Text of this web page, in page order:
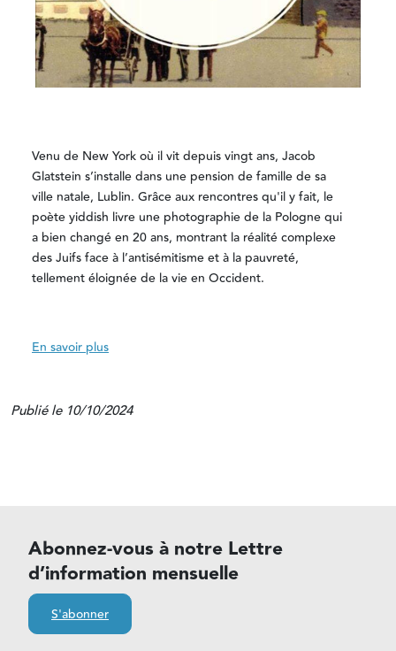
Venu de New York où il vit depuis vingt ans, Jacob
Glatstein s’installe dans une pension de famille de sa
ville natale, Lublin. Grâce aux rencontres qu'il y fait, le
poète yiddish livre une photographie de la Pologne qui
a bien changé en 20 ans, montrant la réalité complexe
des Juifs face à l’antisémitisme et à la pauvreté,
tellement éloignée de la vie en Occident.
En savoir plus
Publié le 10/10/2024
Abonnez-vous à notre Lettre
d’information mensuelle
S'abonner